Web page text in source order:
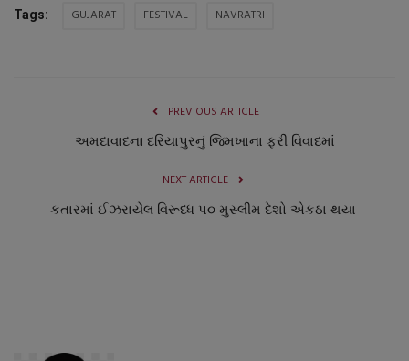
Tags: GUJARAT FESTIVAL NAVRATRI
PREVIOUS ARTICLE
અમદાવાદના દરિયાપુરનું જિમખાના ફરી વિવાદમાં
NEXT ARTICLE
કતારમાં ઈઝરાયેલ વિરૂધ્ધ પ૦ મુસ્લીમ દેશો એકઠા થયા